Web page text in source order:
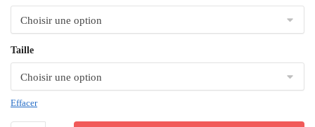
Taille
Effacer